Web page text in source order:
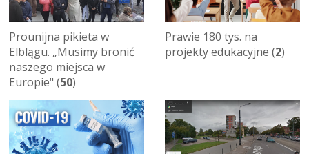
Prounijna pikieta w
Elblągu. „Musimy bronić
naszego miejsca w
Europie" (50)
Prawie 180 tys. na
projekty edukacyjne (2)